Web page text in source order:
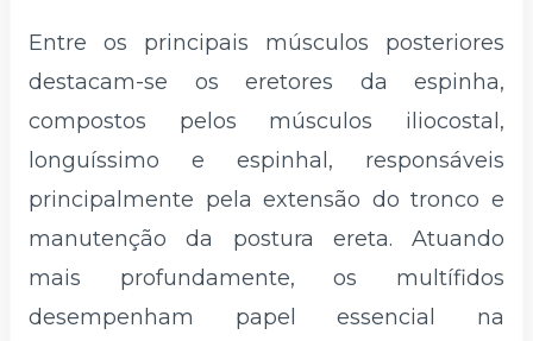
Entre os principais músculos posteriores
destacam-se os eretores da espinha,
compostos pelos músculos iliocostal,
longuíssimo e espinhal, responsáveis
principalmente pela extensão do tronco e
manutenção da postura ereta. Atuando
mais profundamente, os multífidos
desempenham papel essencial na